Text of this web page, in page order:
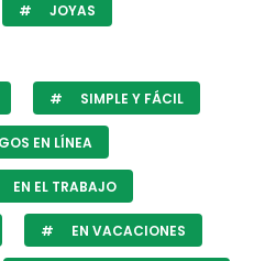
JOYAS
SIMPLE Y FÁCIL
EN LÍNEA
EN EL TRABAJO
EN VACACIONES